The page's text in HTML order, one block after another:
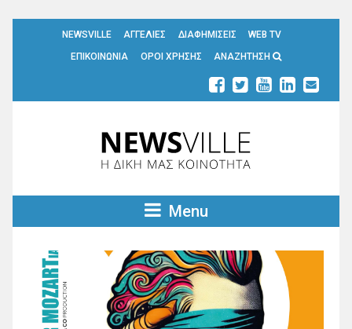
NEWSVILLE ΑΓΓΕΛΙΕΣ ΔΙΑΦΗΜΙΣΕΙΣ
WEB TV
ΕΠΙΚΟΙΝΩΝΙΑ
ΟΡΟΙ ΧΡΗΣΗΣ ΑΝΑΖΗΤΗΣΗ
Menu